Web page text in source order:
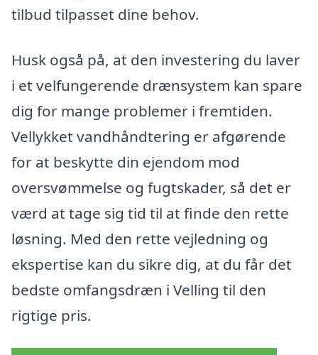
tilbud tilpasset dine behov.
Husk også på, at den investering du laver
i et velfungerende drænsystem kan spare
dig for mange problemer i fremtiden.
Vellykket vandhåndtering er afgørende
for at beskytte din ejendom mod
oversvømmelse og fugtskader, så det er
værd at tage sig tid til at finde den rette
løsning. Med den rette vejledning og
ekspertise kan du sikre dig, at du får det
bedste omfangsdræn i Velling til den
rigtige pris.